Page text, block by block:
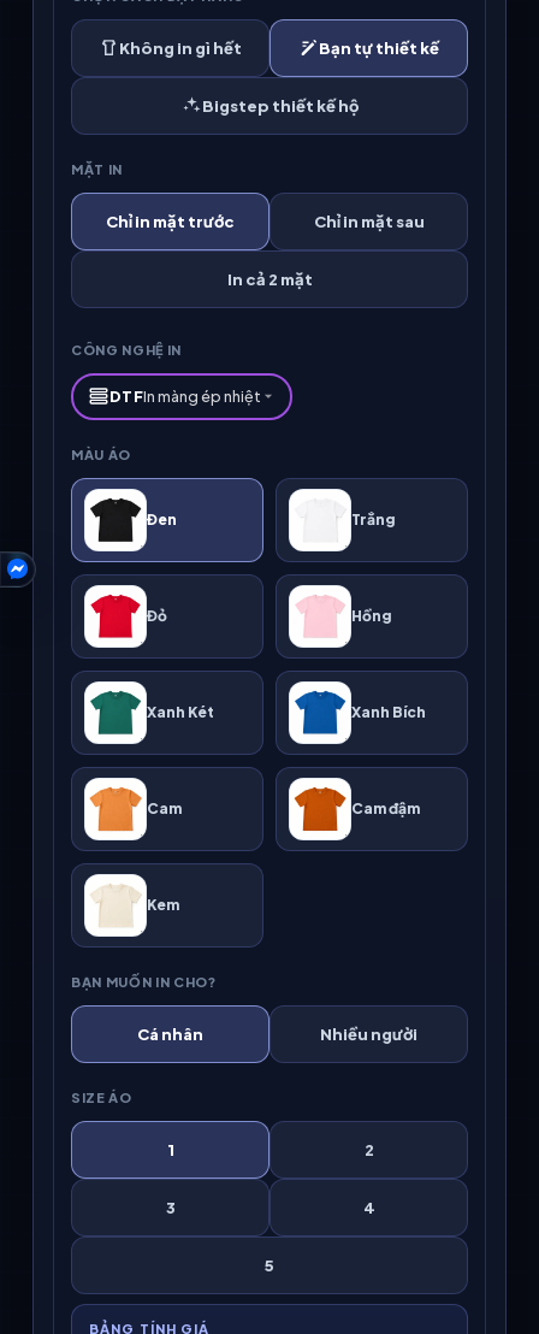
Không in gì hết Bạn tự thiết kế
Bigstep thiết kế hộ
MẶT IN
Chỉ in mặt trước Chỉ in mặt sau
In cả 2 mặt
CÔNG NGHỆ IN
DTFIn màng ép nhiệt
MÀU ÁO
Đen Trắng
Đỏ Hồng
Xanh Két Xanh Bích
Cam Cam đậm
Kem
BẠN MUỐN IN CHO?
Cá nhân Nhiều người
SIZE ÁO
1 2
3 4
5
BẢNG TÍNH GIÁ
HỖ TRỢ